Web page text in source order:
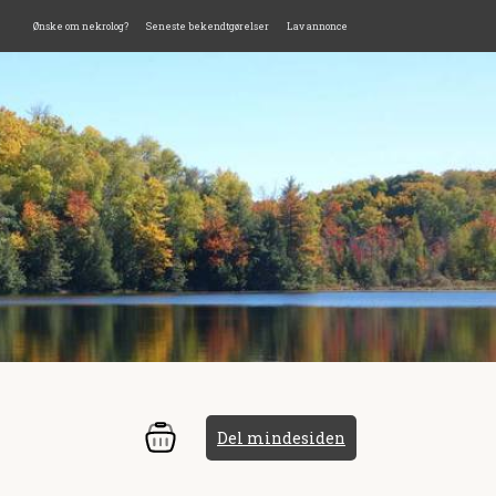
Ønske om nekrolog? Seneste bekendtgørelser Lav annonce
Del mindesiden